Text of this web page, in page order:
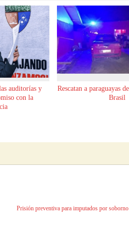
auditorías y
con la
Rescatan a paraguayas
Brasil
Prisión preventiva para imputados por